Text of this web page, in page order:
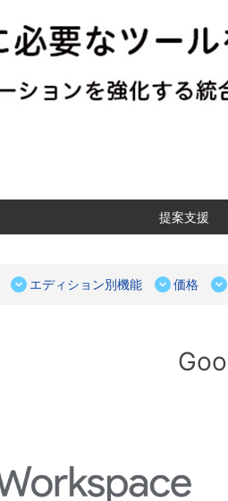
提案支援
エディション別機能 価格